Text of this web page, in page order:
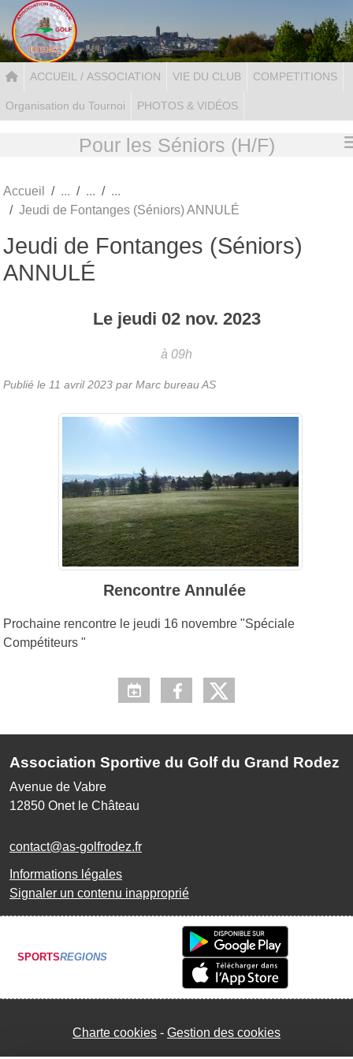
ACCUEIL / ASSOCIATION VIE DU CLUB COMPETITIONS
Organisation du Tournoi PHOTOS & VIDÉOS
Pour les Séniors (H/F)
Accueil
Jeudi de Fontanges (Séniors) ANNULÉ
Jeudi de Fontanges (Séniors)
ANNULÉ
Le jeudi 02 nov. 2023
à 09h
Publié le 11 avril 2023 par Marc bureau AS
Rencontre Annulée
Prochaine rencontre le jeudi 16 novembre "Spéciale
Compétiteurs "
Association Sportive du Golf du Grand Rodez
Avenue de Vabre
12850 Onet le Château
contact@as-golfrodez.fr
Informations légales
Signaler un contenu inapproprié
SPORTSREGIONS
Charte cookies Gestion des cookies
Panneau de gestion des cookies